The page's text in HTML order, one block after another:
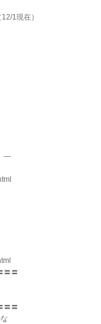
1現在）
―
〓〓
〓〓